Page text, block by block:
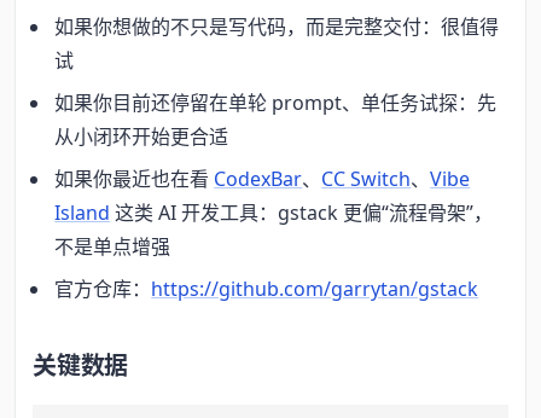
如果你想做的不只是写代码，而是完整交付：很值得
试
如果你目前还停留在单轮 prompt、单任务试探：先
从小闭环开始更合适
如果你最近也在看 CodexBar、 CC Switch、Vibe
Island 这类 AI 开发工具：gstack 更偏“流程骨架”，
不是单点增强
官方仓库： https://github.com/garrytan/gstack
关键数据